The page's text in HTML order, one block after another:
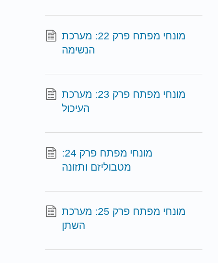
מונחי מפתח פרק 22: מערכת
הנשימה
מונחי מפתח פרק 23: מערכת
העיכול
מונחי מפתח פרק 24:
מטבוליזם ותזונה
מונחי מפתח פרק 25: מערכת
השתן